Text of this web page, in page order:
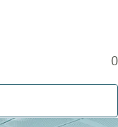
0